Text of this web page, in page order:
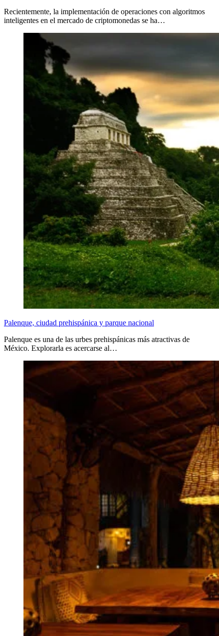
Recientemente, la implementación de operaciones con algoritmos
inteligentes en el mercado de criptomonedas se ha…
Palenque, ciudad prehispánica y parque nacional
Palenque es una de las urbes prehispánicas más atractivas de
México. Explorarla es acercarse al…